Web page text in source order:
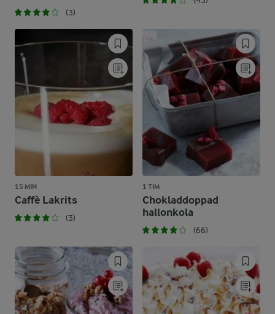
(3)
15 MIN
Caffè Lakrits
(3)
1 TIM
Chokladdoppad
hallonkola
(66)